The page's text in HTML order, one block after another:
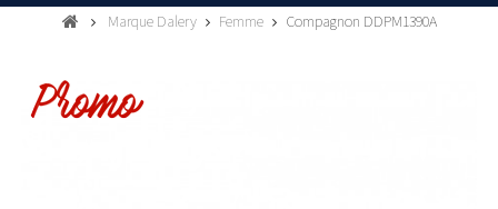
Marque Dalery Femme Compagnon DDPM1390A